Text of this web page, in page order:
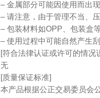
– 金属部分可能因使用而出
– 请注意，由于管理不当、
– 包装材料如OPP、包装盒
– 使用过程中可能自然产生刮
[符合法律认证或许可的情况
无
[质量保证标准]
本产品根据公正交易委员会